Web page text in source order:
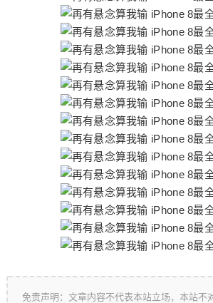
免责声明：文章内容不代表本站立场，本站不